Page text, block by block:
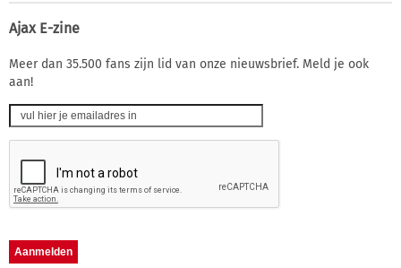
Ajax E-zine
Meer dan 35.500 fans zijn lid van onze nieuwsbrief. Meld je ook
aan!